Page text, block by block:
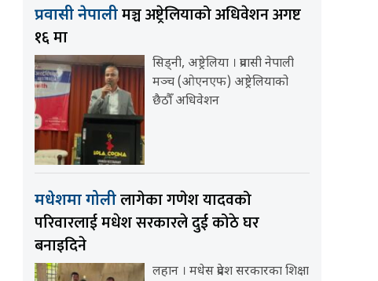
प्रवासी नेपालीमञ्च अष्ट्रेलियाको अधिवेशन अगष्ट
१६ मा
सिड्नी, अष्ट्रेलिया । प्रवासी नेपाली
मञ्च (ओएनएफ) अष्ट्रेलियाको
छैठौँ अधिवेशन
मधेशमा गोलीलागेका गणेश यादवको
परिवारलाई मधेश सरकारले दुई कोठे घर
बनाइदिने
लहान । मधेस प्रदेश सरकारका शिक्षा